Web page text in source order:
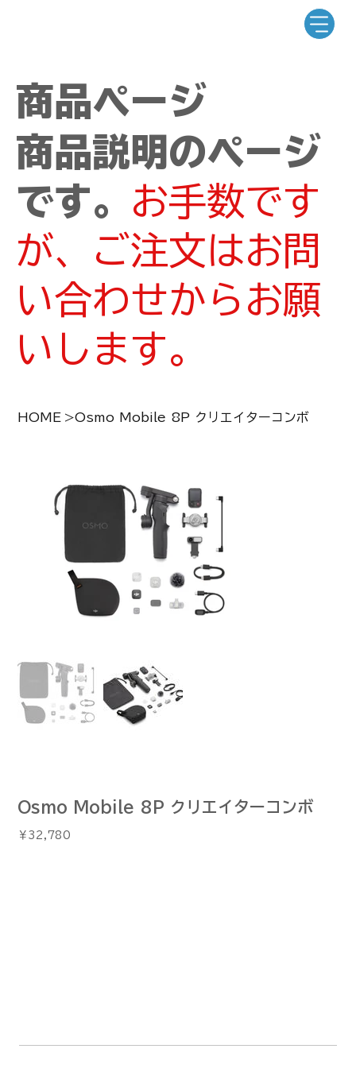
商品ページ
商品説明のページ
です。 お手数です
が、ご注文はお問
い合わせからお願
いします。
HOME >Osmo Mobile 8P クリエイターコンボ
Osmo Mobile 8P クリエイターコンボ
価
格
￥32,780